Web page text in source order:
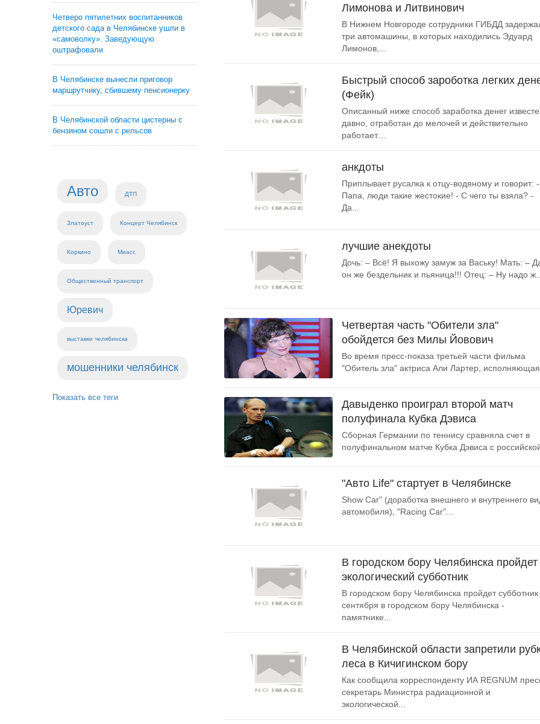
Четверо пятилетних воспитанников
детского сада в Челябинске ушли в
«самоволку». Заведующую
оштрафовали
В Челябинске вынесли приговор
маршрутчику, сбившему пенсионерку
В Челябинской области цистерны с
бензином сошли с рельсов
Авто ДТП
Златоуст Концерт Челябинск
Коркино Миасс
Общественный транспорт
Юревич
выставки челябинска
мошенники челябинск
Показать все теги
Лимонова и Литвинович
В Нижнем Новгороде сотрудники ГИБДД
три автомашины, в которых находились Эдуард
Лимонов,...
Быстрый способ зароботка легких
(Фейк)
Описанный ниже способ заработка денег
давно, отработан до мелочей и действительно
работает....
анкдоты
Приплывает русалка к отцу-водяному и говорит: -
Папа, люди такие жестокие! - С чего ты взяла? -
Да...
лучшие анекдоты
Дочь: – Всё! Я выхожу замуж за Ваську! Мать: –
он же бездельник и пьяница!!! Отец: – Ну надо ж...
Четвертая часть "Обители зла"
обойдется без Милы Йовович
Во время пресс-показа третьей части фильма
"Обитель зла" актриса Али Лартер,
Давыденко проиграл второй матч
полуфинала Кубка Дэвиса
Сборная Германии по теннису сравняла счет в
полуфинальном матче Кубка Дэвиса с
"Авто Life" стартует в Челябинске
Show Car" (доработка внешнего и внутреннего
автомобиля), "Racing Car"...
В городском бору Челябинска пройдет
экологический субботник
В городском бору Челябинска пройдет субботник
сентября в городском бору Челябинска -
памятнике...
В Челябинской области запретили
леса в Кичигинском бору
Как сообщила корреспонденту ИА REGNUM
секретарь Министра радиационной и
экологической...